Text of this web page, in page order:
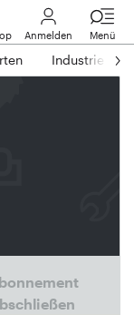
Anmelden Menü
Industrie